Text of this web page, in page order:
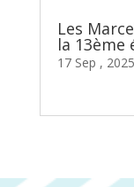
Les
la 13ème
17 Sep , 2025